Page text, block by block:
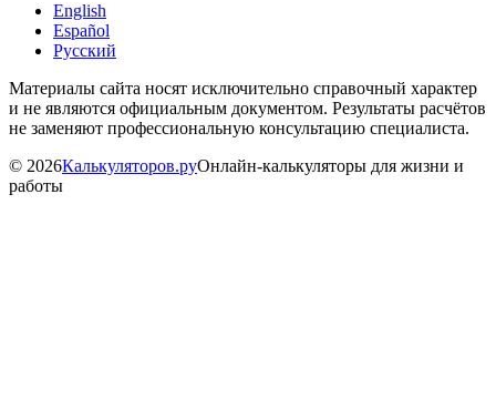
English
Español
Русский
Материалы сайта носят исключительно справочный характер
и не являются официальным документом. Результаты расчётов
не заменяют профессиональную консультацию специалиста.
© 2026Калькуляторов.руОнлайн-калькуляторы для жизни и
работы